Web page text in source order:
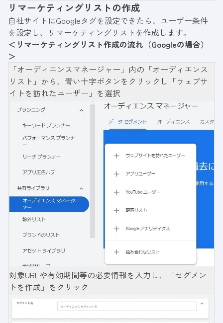
リマーケティングリストの作成
自社サイトにGoogleタグを設定できたら、ユーザー条件
を設定し、リマーケティングリストを作成します。
＜リマーケティングリスト作成の流れ（Googleの場合）
＞
「オーディエンスマネージャー」内の「オーディエンス
リスト」から、青い十字ボタンをクリックし「ウェブサ
イトを訪れたユーザー」を選択
対象URLや有効期間等の必要情報を入力し、「セグメン
トを作成」をクリック